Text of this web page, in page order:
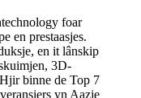
foar
en prestaasjes.
en it lânskip
3D-
binne de Top 7
yn Aazje